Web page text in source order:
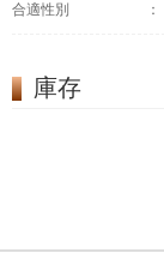
合適性別 ：
庫存